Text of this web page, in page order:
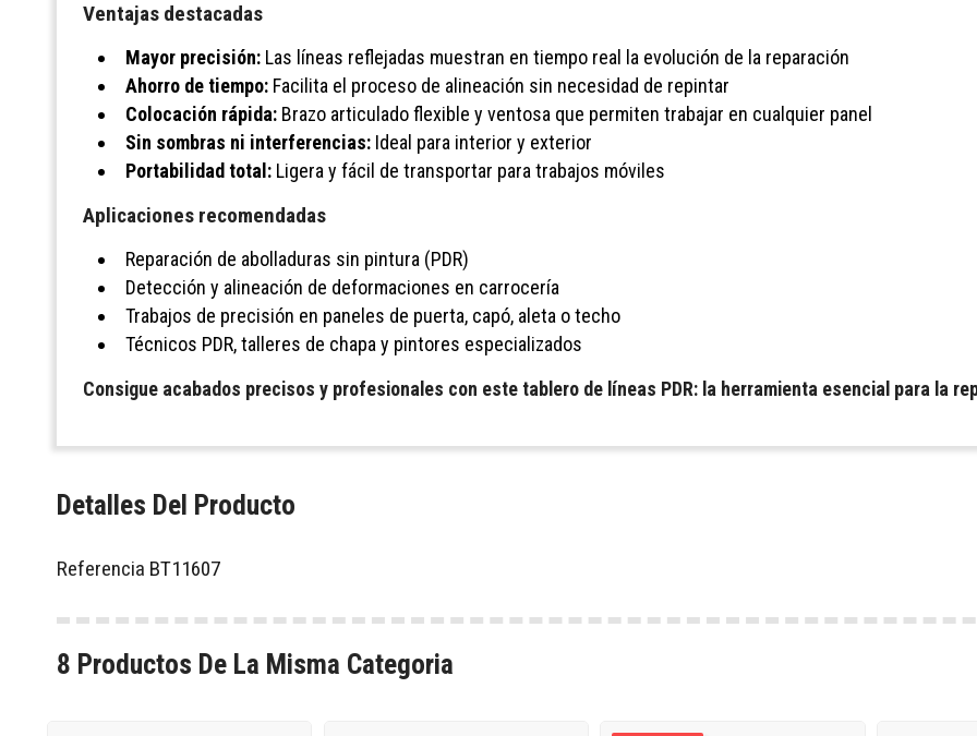
Ventajas destacadas
Mayor precisión: Las líneas reflejadas muestran en tiempo real la evolución de la reparación
Ahorro de tiempo: Facilita el proceso de alineación sin necesidad de repintar
Colocación rápida: Brazo articulado flexible y ventosa que permiten trabajar en cualquier panel
Sin sombras ni interferencias: Ideal para interior y exterior
Portabilidad total: Ligera y fácil de transportar para trabajos móviles
Aplicaciones recomendadas
Reparación de abolladuras sin pintura (PDR)
Detección y alineación de deformaciones en carrocería
Trabajos de precisión en paneles de puerta, capó, aleta o techo
Técnicos PDR, talleres de chapa y pintores especializados
Consigue acabados precisos y profesionales con este tablero de líneas PDR: la herramienta esencial para la
Detalles Del Producto
Referencia BT11607
8 Productos De La Misma Categoria